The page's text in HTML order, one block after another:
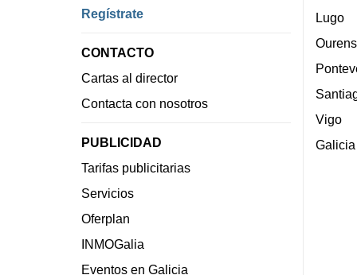
Regístrate
CONTACTO
Cartas al director
Contacta con nosotros
PUBLICIDAD
Tarifas publicitarias
Servicios
Oferplan
INMOGalia
Eventos en Galicia
Lugo
Vigo